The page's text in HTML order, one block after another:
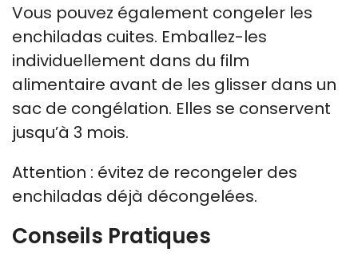
Vous pouvez également congeler les
enchiladas cuites. Emballez-les
individuellement dans du film
alimentaire avant de les glisser dans un
sac de congélation. Elles se conservent
jusqu’à 3 mois.
Attention : évitez de recongeler des
enchiladas déjà décongelées.
Conseils Pratiques